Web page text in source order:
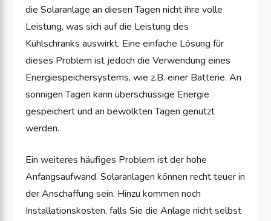
die Solaranlage an diesen Tagen nicht ihre volle
Leistung, was sich auf die Leistung des
Kühlschranks auswirkt. Eine einfache Lösung für
dieses Problem ist jedoch die Verwendung eines
Energiespeichersystems, wie z.B. einer Batterie. An
sonnigen Tagen kann überschüssige Energie
gespeichert und an bewölkten Tagen genutzt
werden.
Ein weiteres häufiges Problem ist der hohe
Anfangsaufwand. Solaranlagen können recht teuer in
der Anschaffung sein. Hinzu kommen noch
Installationskosten, falls Sie die Anlage nicht selbst